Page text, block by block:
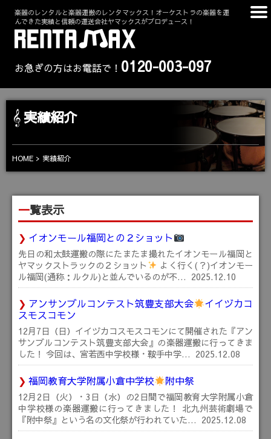
楽器のレンタルと楽器運搬のレンタマックス！オーケストラの楽器を運
んできた実績と信頼の運送会社ヤマックスがプロデュース！
お急ぎの方はお電話で！ 0120-003-097
実績紹介
HOME 実績紹介
一覧表示
イオンモール福岡との２ショット
先日の和太鼓運搬の際にたまたま撮れたイオンモール福岡と
ヤマックストラックの２ショット
よく行く(？)イオンモー
ル福岡(通称：ルクル)と並んでいるのが不… 2025.12.10
アンサンブルコンテスト筑豊支部大会
イイヅカコ
スモスコモン
12月7日（日）イイヅカコスモスコモンにて開催された『アン
サンブルコンテスト筑豊支部大会』の楽器運搬に行ってきま
した！ 今回は、宮若西中学校様・鞍手中学… 2025.12.08
福岡教育大学附属小倉中学校 附中祭
12月2日（火）・3日（水）の2日間で福岡教育大学附属小倉
中学校様の楽器運搬に行ってきました！ 北九州芸術劇場で
『附中祭』という名の文化祭が行われていた… 2025.12.08